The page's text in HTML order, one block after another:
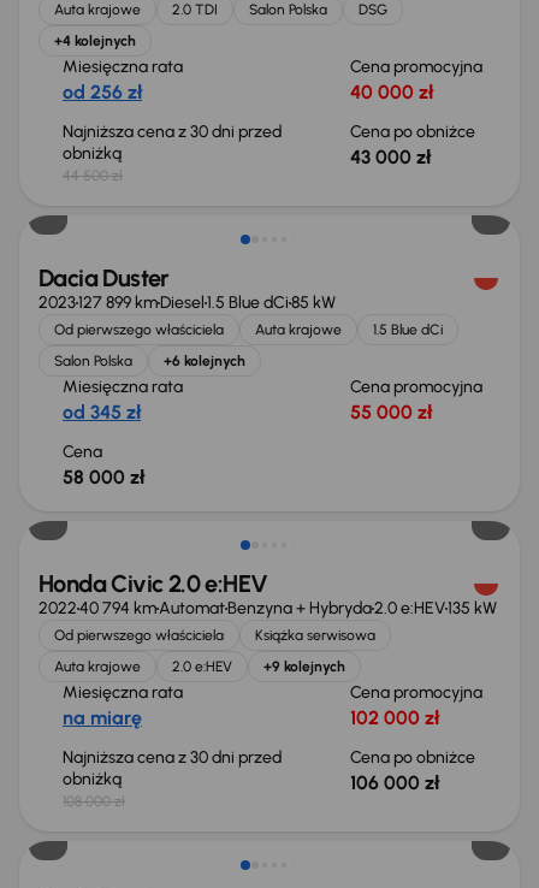
Auta krajowe 2.0 TDI Salon Polska
DSG
+4 kolejnych
Miesięczna rata
od 256 zł
Cena promocyjna
40 000 zł
Najniższa cena z 30 dni przed
obniżką
44 500 zł
Cena po obniżce
43 000 zł
Możliwość odliczenia VAT
Dacia Duster
2023127 899 kmDiesel1.5 Blue dCi85 kW
Od pierwszego właściciela Auta krajowe
1.5 Blue dCi
Salon Polska
+6 kolejnych
Miesięczna rata
od 345 zł
Cena promocyjna
55 000 zł
Cena
58 000 zł
Taniej o 2 000 zł
Honda Civic 2.0 e:HEV
202240 794 kmAutomatBenzyna + Hybryda2.0 e:HEV135 kW
Od pierwszego właściciela
Książka serwisowa
Auta krajowe
2.0 e:HEV +9 kolejnych
Miesięczna rata
na miarę
Cena promocyjna
102 000 zł
Najniższa cena z 30 dni przed
obniżką
108 000 zł
Cena po obniżce
106 000 zł
Taniej o 700 zł